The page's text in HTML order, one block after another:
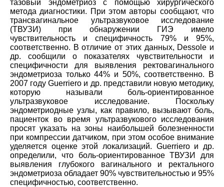
тазовый эндометриоз с помощью хирургического
метода диагностики. При этом авторы сообщают, что
трансвагинальное ультразвуковое исследование
(ТВУЗИ) при обнаружении ГИЭ имело
чувствительность и специфичность 79% и 95%,
соответственно. В отличие от этих данных, Dessole и
др. сообщили о показателях чувствительности и
специфичности для выявления ректовагинального
эндометриоза только 44% и 50%, соответственно. В
2007 году Guerriero и др. представили новую методику,
которую называли боль-ориентированное
ультразвуковое исследование. Поскольку
эндометриодные узлы, как правило, вызывают боль,
пациенток во время ультразвукового исследования
просят указать на зоны наибольшей болезненности
при компрессии датчиком, при этом особое внимание
уделяется оценке этой локализаций. Guerriero и др.
определили, что боль-ориентированное ТВУЗИ для
выявления глубокого вагинального и ректального
эндометриоза обладает 90% чувствительностью и 95%
специфичностью, соответственно.